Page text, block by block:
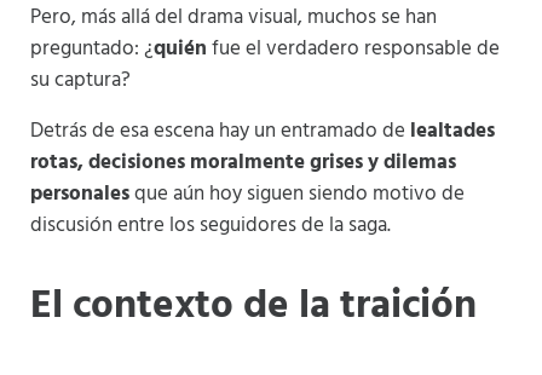
Pero, más allá del drama visual, muchos se han
preguntado: ¿quiénfue el verdadero responsable de
su captura?
Detrás de esa escena hay un entramado de lealtades
rotas, decisiones moralmente grises y dilemas
personalesque aún hoy siguen siendo motivo de
discusión entre los seguidores de la saga.
El contexto de la traición